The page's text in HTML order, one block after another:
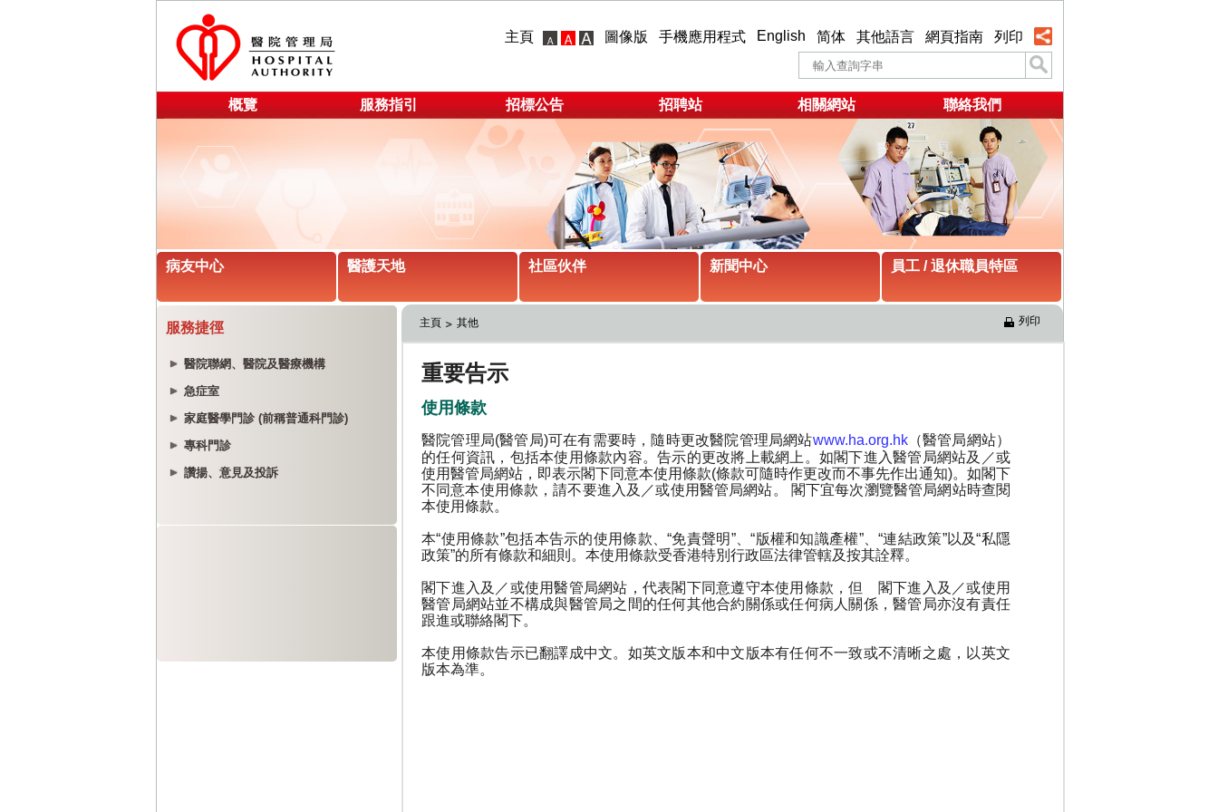
主頁 圖像版 手機應用程式 English 简体 其他語言 網頁指南 列印
概覽 服務指引 招標公告 招聘站 相關網站 聯絡我們
病友中心 醫護天地 社區伙伴 新聞中心 員工 / 退休職員特區
服務捷徑
醫院聯網、醫院及醫療機構
急症室
家庭醫學門診 (前稱普通科門診)
專科門診
讚揚、意見及投訴
主頁 其他 列印